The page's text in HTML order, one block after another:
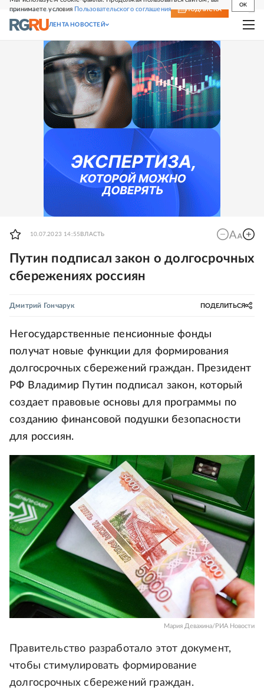
принимаете условия Пользовательского соглашения
OK
СВЕЖИЙ НОМЕР ПОДПИСКА
ЛЕНТА НОВОСТЕЙ
10.07.2023 14:55 ВЛАСТЬ
Путин подписал закон о долгосрочных
сбережениях россиян
Дмитрий Гончарук ПОДЕЛИТЬСЯ
Негосударственные пенсионные фонды
получат новые функции для формирования
долгосрочных сбережений граждан. Президент
РФ Владимир Путин подписал закон, который
создает правовые основы для программы по
созданию финансовой подушки безопасности
для россиян.
Мария Девахина/РИА Новости
Правительство разработало этот документ,
чтобы стимулировать формирование
долгосрочных сбережений граждан.